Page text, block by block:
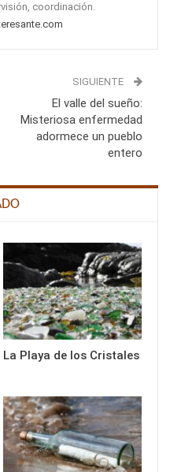
coordinación.
SIGUIENTE
El valle del sueño:
Misteriosa enfermedad
adormece un pueblo
entero
La Playa de los Cristales